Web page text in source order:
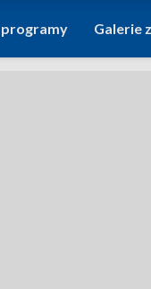
programy Galerie